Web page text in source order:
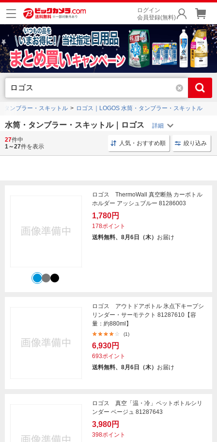
ログイン
会員登録(無料)
タンブラー・スキットル ロゴス｜LOGOS 水筒・タンブラー・スキットル
水筒・タンブラー・スキットル｜ロゴス
マグボトル キッチン用品 ボトル ステンレス タンブ
27件中
1～27件を表示 人気・おすすめ順 絞り込み
ロゴス ThermoWall 真空断熱 カーボトル
ホルダー アッシュブルー 81286003
1,780円
178ポイント
送料無料、8月6日（木） お届け
ロゴス アウトドアボトル 氷点下キープシ
リンダー・サーモテクト 81287610【容
量：約880ml】
(1)
6,930円
693ポイント
送料無料、8月6日（木） お届け
ロゴス 真空「温・冷」ペットボトルシリ
ンダー ベージュ 81287643
3,980円
398ポイント